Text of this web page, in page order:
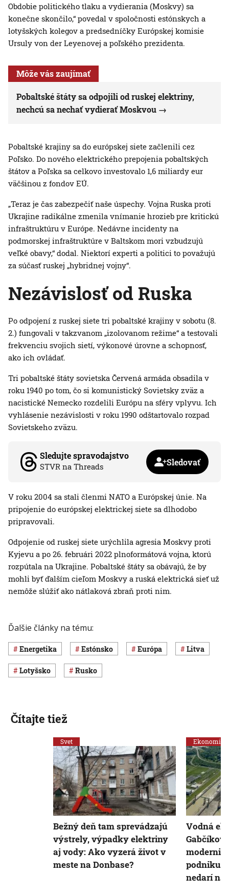
Obdobie politického tlaku a vydierania (Moskvy) sa
konečne skončilo,“ povedal v spoločnosti estónskych a
lotyšských kolegov a predsedníčky Európskej komisie
Ursuly von der Leyenovej a poľského prezidenta.
Môže vás zaujímať
Pobaltské štáty sa odpojili od ruskej elektriny,
nechcú sa nechať vydierať Moskvou
Pobaltské krajiny sa do európskej siete začlenili cez
Poľsko. Do nového elektrického prepojenia pobaltských
štátov a Poľska sa celkovo investovalo 1,6 miliardy eur
väčšinou z fondov EÚ.
„Teraz je čas zabezpečiť naše úspechy. Vojna Ruska proti
Ukrajine radikálne zmenila vnímanie hrozieb pre kritickú
infraštruktúru v Európe. Nedávne incidenty na
podmorskej infraštruktúre v Baltskom mori vzbudzujú
veľké obavy,“ dodal. Niektorí experti a politici to považujú
za súčasť ruskej „hybridnej vojny“.
Nezávislosť od Ruska
Po odpojení z ruskej siete tri pobaltské krajiny v sobotu (8.
2.) fungovali v takzvanom „izolovanom režime“ a testovali
frekvenciu svojich sietí, výkonové úrovne a schopnosť,
ako ich ovládať.
Tri pobaltské štáty sovietska Červená armáda obsadila v
roku 1940 po tom, čo si komunistický Sovietsky zväz a
nacistické Nemecko rozdelili Európu na sféry vplyvu. Ich
vyhlásenie nezávislosti v roku 1990 odštartovalo rozpad
Sovietskeho zväzu.
Sledujte spravodajstvo
STVR na Threads Sledovať
V roku 2004 sa stali členmi NATO a Európskej únie. Na
pripojenie do európskej elektrickej siete sa dlhodobo
pripravovali.
Odpojenie od ruskej siete urýchlila agresia Moskvy proti
Kyjevu a po 26. februári 2022 plnoformátová vojna, ktorú
rozpútala na Ukrajine. Pobaltské štáty sa obávajú, že by
mohli byť ďalším cieľom Moskvy a ruská elektrická sieť už
nemôže slúžiť ako nátlaková zbraň proti nim.
Ďalšie články na tému:
Energetika Estónsko Európa Litva
Lotyšsko Rusko
Čítajte tiež
Svet
Bežný deň tam sprevádzajú
výstrely, výpadky elektriny
aj vody: Ako vyzerá život v
meste na Donbase?
Ekonomika
Vodná
podniku
nedarí